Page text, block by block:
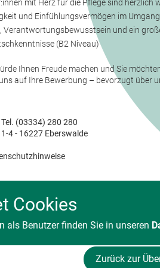
mit Herz für die Pflege sind herzlich
und Einfühlungsvermögen im
Verantwortungsbewusstsein und ein
(B2 Niveau)
Ihnen Freude machen und Sie
auf Ihre Bewerbung – bevorzugt über
(03334) 280 280
4 - 16227 Eberswalde
Zurück zur
Cookies
als Benutzer finden Sie in unseren